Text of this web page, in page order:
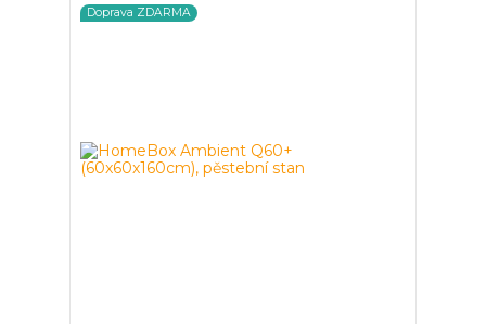
Doprava ZDARMA